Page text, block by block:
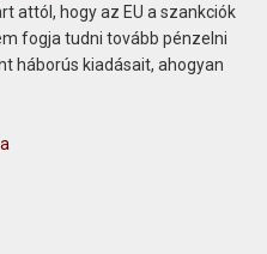
attól, hogy az EU a szankciók
fogja tudni tovább pénzelni
háborús kiadásait, ahogyan